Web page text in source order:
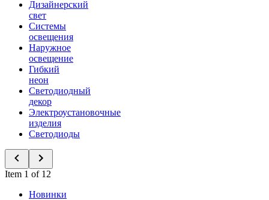
Дизайнерский
свет
Системы
освещения
Наружное
освещение
Гибкий
неон
Светодиодный
декор
Электроустановочные
изделия
Светодиоды
Item 1 of 12
Новинки